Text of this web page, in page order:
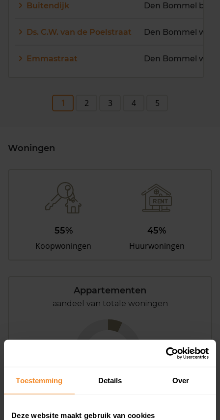
Toestemming Details Over
Deze website maakt gebruik van cookies
Buitendijk Den Bommel
Ds. C.W. van de Poelstraat Den Bommel
Emmastraat Den Bommel
1 2 3 4 5
Woningen
55%
Koopwoningen
45%
Huurwoningen
Appartementen
aandeel van totale woningen